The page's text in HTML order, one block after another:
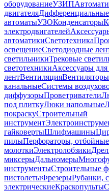
оборудованиеУЗИП
двигателяДифференциальные
автоматыУЗОКонденсаторы
электродвигателей
автоматикиСветотехника
освещениеСветодиодные
светильникиТрековые
светотехникиАксессуары
лентВентиляция
канальныеСистемы
диффузорыПроветриватели
под плиткуЛюки напольные
покраскуСтроительный
инструмент
гайковертыШлифмашины
пилыПерфораторы, отбойные
молоткиЭлектролобзики
миксерыДальномеры
инструментыСтроительные
пистолетыФрезерыРубанки,
электрическиеКраскопульты